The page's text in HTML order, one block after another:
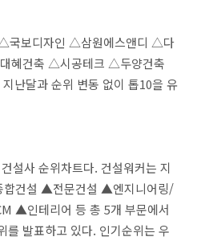
국보디자인 △삼원에스앤디 △다
혜건축 △시공테크 △두양건축
난달과 순위 변동 없이 톱10을 유
설사 순위차트다. 건설워커는 지
합건설 ▲전문건설 ▲엔지니어링/
▲인테리어 등 총 5개 부문에서
를 발표하고 있다. 인기순위는 우